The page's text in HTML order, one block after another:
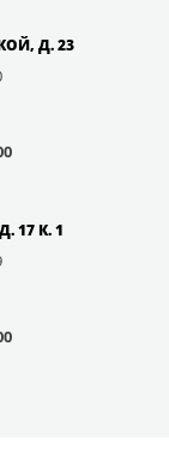
Д. 23
17 К. 1